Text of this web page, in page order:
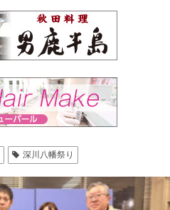
深川八幡祭り